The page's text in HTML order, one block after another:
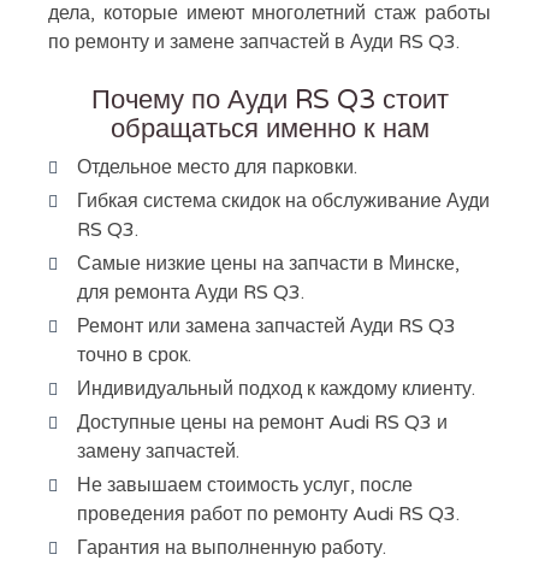
дела, которые имеют многолетний стаж работы
по ремонту и замене запчастей в Ауди RS Q3.
Почему по Ауди RS Q3 стоит
обращаться именно к нам
Отдельное место для парковки.
Гибкая система скидок на обслуживание Ауди
RS Q3.
Самые низкие цены на запчасти в Минске,
для ремонта Ауди RS Q3.
Ремонт или замена запчастей Ауди RS Q3
точно в срок.
Индивидуальный подход к каждому клиенту.
Доступные цены на ремонт Audi RS Q3 и
замену запчастей.
Не завышаем стоимость услуг, после
проведения работ по ремонту Audi RS Q3.
Гарантия на выполненную работу.